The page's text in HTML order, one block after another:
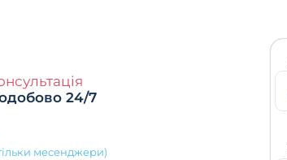
24/7
месенджери)